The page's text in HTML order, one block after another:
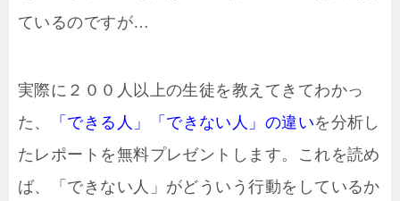
ているのですが…
実際に２００人以上の生徒を教えてきてわかっ
た、
「できる人」「できない人」の違いを分析し
たレポートを無料プレゼントします。これを読め
ば、「できない人」がどういう行動をしているか